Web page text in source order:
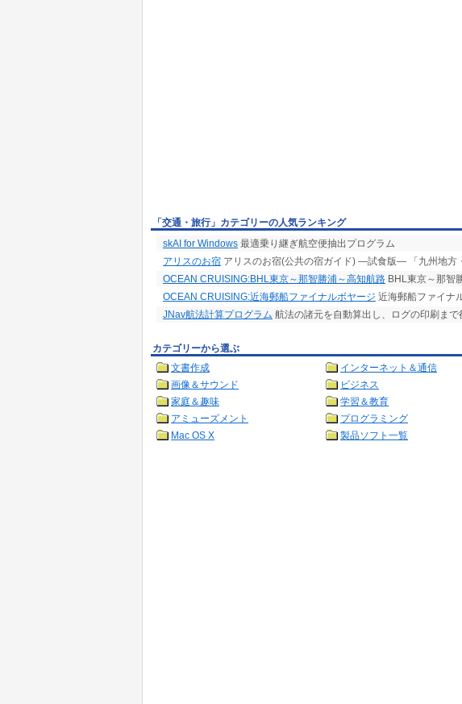
「交通・旅行」カテゴリーの人気ランキング
skAI for Windows 最適乗り継ぎ航空便抽出プログラム
アリスのお宿 アリスのお宿(公共の宿ガイド) ―試食版― 「九州地方
OCEAN CRUISING:BHL東京～那智勝浦～高知航路 BHL東京～那智
OCEAN CRUISING:近海郵船ファイナルボヤージ 近海郵船ファイナ
JNav航法計算プログラム 航法の諸元を自動算出し、ログの印刷まで
カテゴリーから選ぶ
文書作成
インターネット＆通信
画像＆サウンド
ビジネス
家庭＆趣味
学習＆教育
アミューズメント
プログラミング
Mac OS X
製品ソフト一覧